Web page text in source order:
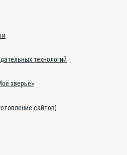
технологий
зверьё»
сайтов)